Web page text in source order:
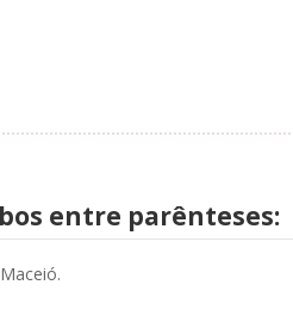
entre parênteses: